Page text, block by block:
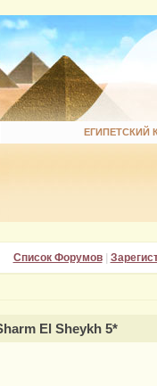
ЕГИПЕТСКИЙ
Список Форумов|
El Sheykh 5*